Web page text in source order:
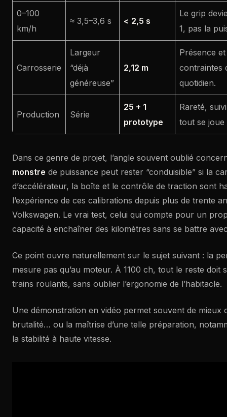
0–100
km/h
≈ 3,5–3,6 s < 2,5 s
Le grip
1, pas la
Carrosserie
Largeur
“déjà
généreuse”
2,12 m
Présence
contraintes
quotidien.
Production Série
25 + 1
prototype
Rareté,
tout se
Dans ce genre de projet, l’angle souvent oublié
monstre de puissance peut rester “conduisible” si la
d’accélérateur, la boîte et le contrôle de traction sont
l’expérience de ces calibrations depuis plus de trente
Volkswagen. Le vrai test, celui qui compte pour un
capacité à enchaîner des kilomètres sans se battre
Ce point ouvre naturellement sur le sujet suivant : la
mesure pas qu’au moteur. À 1100 ch, tout le reste doit
trains roulants, sans oublier l’ergonomie de l’habitacle.
Une démonstration en vidéo permet souvent de mieux
brutalité… ou la maîtrise d’une telle préparation,
la stabilité à haute vitesse.